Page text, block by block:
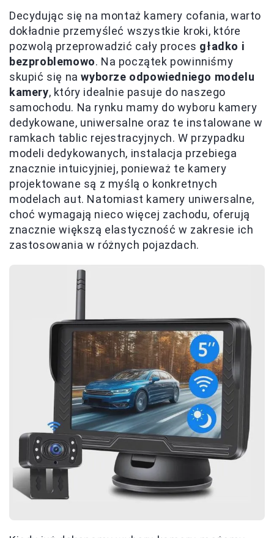
Decydując się na montaż kamery cofania, warto
dokładnie przemyśleć wszystkie kroki, które
pozwolą przeprowadzić cały proces gładko i
bezproblemowo. Na początek powinniśmy
skupić się nawyborze odpowiedniego modelu
kamery, który idealnie pasuje do naszego
samochodu. Na rynku mamy do wyboru kamery
dedykowane, uniwersalne oraz te instalowane w
ramkach tablic rejestracyjnych. W przypadku
modeli dedykowanych, instalacja przebiega
znacznie intuicyjniej, ponieważ te kamery
projektowane są z myślą o konkretnych
modelach aut. Natomiast kamery uniwersalne,
choć wymagają nieco więcej zachodu, oferują
znacznie większą elastyczność w zakresie ich
zastosowania w różnych pojazdach.